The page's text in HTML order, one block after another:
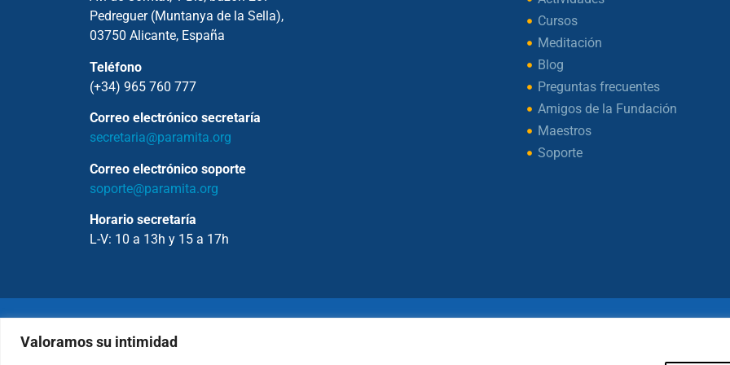
Valoramos su intimidad
Pedreguer (Muntanya de la Sella),
03750 Alicante, España
Teléfono
(+34) 965 760 777
Correo electrónico secretaría
secretaria@paramita.org
Correo electrónico soporte
soporte@paramita.org
Horario secretaría
L-V: 10 a 13h y 15 a 17h
Cursos
Meditación
Blog
Preguntas frecuentes
Amigos de la Fundación
Maestros
Soporte